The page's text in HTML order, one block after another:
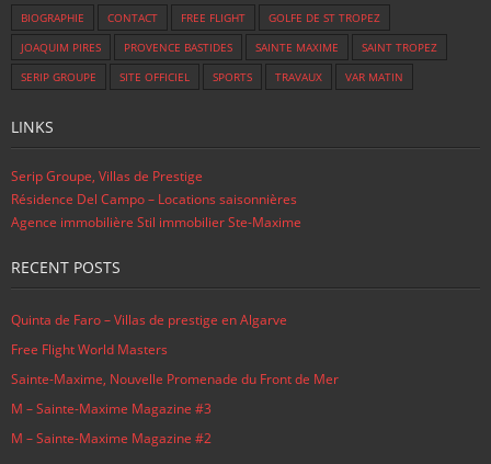
BIOGRAPHIE CONTACT FREE FLIGHT
GOLFE DE ST TROPEZ
JOAQUIM PIRES
PROVENCE BASTIDES SAINTE MAXIME
SAINT TROPEZ
SERIP GROUPE
SITE OFFICIEL SPORTS TRAVAUX VAR MATIN
LINKS
Serip Groupe, Villas de Prestige
Résidence Del Campo – Locations saisonnières
Agence immobilière Stil immobilier Ste-Maxime
RECENT POSTS
Quinta de Faro – Villas de prestige en Algarve
Free Flight World Masters
Sainte-Maxime, Nouvelle Promenade du Front de Mer
M – Sainte-Maxime Magazine #3
M – Sainte-Maxime Magazine #2